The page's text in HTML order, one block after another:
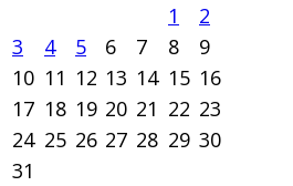
1
2
3
4 5 6 7 8
9
10 11 12 13 14 15 16
17 18 19 20 21 22 23
24 25 26 27 28 29 30
31